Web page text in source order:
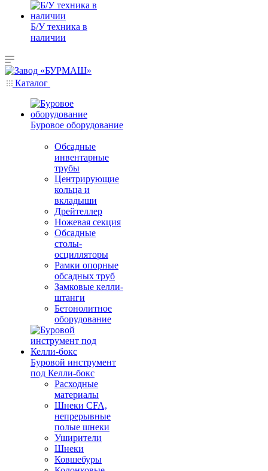
Б/У техника в
наличии
Каталог
Буровое оборудование
Обсадные
инвентарные
трубы
Центрирующие
кольца и
вкладыши
Дрейтеллер
Ножевая секция
Обсадные
столы-
осцилляторы
Рамки опорные
обсадных труб
Замковые келли-
штанги
Бетонолитное
оборудование
Буровой инструмент
под Келли-бокс
Расходные
материалы
Шнеки CFA,
непрерывные
полые шнеки
Уширители
Шнеки
Ковшебуры